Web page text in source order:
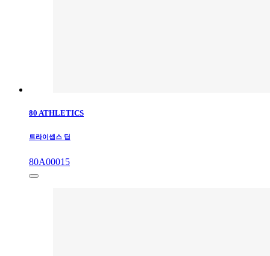
80 ATHLETICS
트라이셉스 딥
80A00015